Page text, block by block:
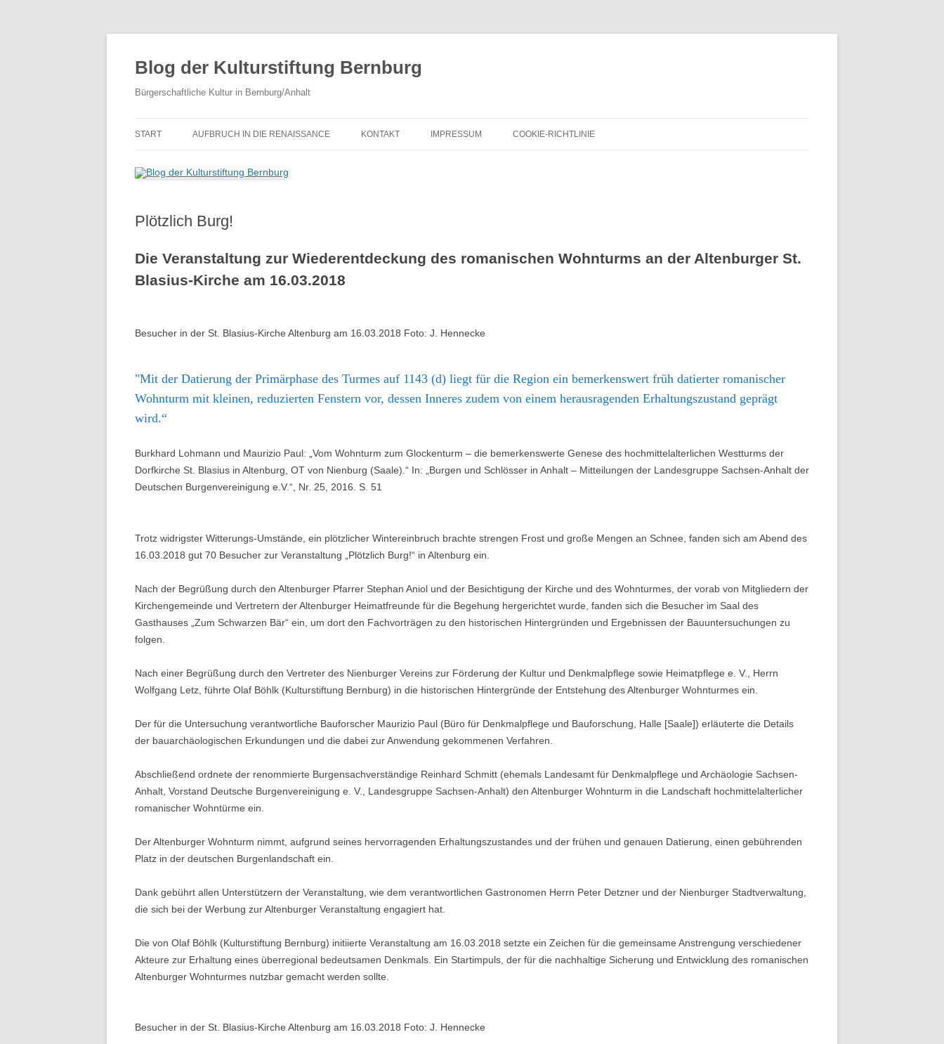
Blog der Kulturstiftung Bernburg
Bürgerschaftliche Kultur in Bernburg/Anhalt
START AUFBRUCH IN DIE RENAISSANCE KONTAKT IMPRESSUM COOKIE-RICHTLINIE
Plötzlich Burg!
Die Veranstaltung zur Wiederentdeckung des romanischen Wohnturms an der Altenburger St.
Blasius-Kirche am 16.03.2018
Besucher in der St. Blasius-Kirche Altenburg am 16.03.2018 Foto: J. Hennecke
"Mit der Datierung der Primärphase des Turmes auf 1143 (d) liegt für die Region ein bemerkenswert früh datierter romanischer
Wohnturm mit kleinen, reduzierten Fenstern vor, dessen Inneres zudem von einem herausragenden Erhaltungszustand geprägt
wird.“
Burkhard Lohmann und Maurizio Paul: „Vom Wohnturm zum Glockenturm – die bemerkenswerte Genese des hochmittelalterlichen Westturms der
Dorfkirche St. Blasius in Altenburg, OT von Nienburg (Saale).“ In: „Burgen und Schlösser in Anhalt – Mitteilungen der Landesgruppe Sachsen-Anhalt der
Deutschen Burgenvereinigung e.V.“, Nr. 25, 2016. S. 51
Trotz widrigster Witterungs-Umstände, ein plötzlicher Wintereinbruch brachte strengen Frost und große Mengen an Schnee, fanden sich am Abend des
16.03.2018 gut 70 Besucher zur Veranstaltung „Plötzlich Burg!“ in Altenburg ein.
Nach der Begrüßung durch den Altenburger Pfarrer Stephan Aniol und der Besichtigung der Kirche und des Wohnturmes, der vorab von Mitgliedern der
Kirchengemeinde und Vertretern der Altenburger Heimatfreunde für die Begehung hergerichtet wurde, fanden sich die Besucher im Saal des
Gasthauses „Zum Schwarzen Bär“ ein, um dort den Fachvorträgen zu den historischen Hintergründen und Ergebnissen der Bauuntersuchungen zu
folgen.
Nach einer Begrüßung durch den Vertreter des Nienburger Vereins zur Förderung der Kultur und Denkmalpflege sowie Heimatpflege e. V., Herrn
Wolfgang Letz, führte Olaf Böhlk (Kulturstiftung Bernburg) in die historischen Hintergründe der Entstehung des Altenburger Wohnturmes ein.
Der für die Untersuchung verantwortliche Bauforscher Maurizio Paul (Büro für Denkmalpflege und Bauforschung, Halle [Saale]) erläuterte die Details
der bauarchäologischen Erkundungen und die dabei zur Anwendung gekommenen Verfahren.
Abschließend ordnete der renommierte Burgensachverständige Reinhard Schmitt (ehemals Landesamt für Denkmalpflege und Archäologie Sachsen-
Anhalt, Vorstand Deutsche Burgenvereinigung e. V., Landesgruppe Sachsen-Anhalt) den Altenburger Wohnturm in die Landschaft hochmittelalterlicher
romanischer Wohntürme ein.
Der Altenburger Wohnturm nimmt, aufgrund seines hervorragenden Erhaltungszustandes und der frühen und genauen Datierung, einen gebührenden
Platz in der deutschen Burgenlandschaft ein.
Dank gebührt allen Unterstützern der Veranstaltung, wie dem verantwortlichen Gastronomen Herrn Peter Detzner und der Nienburger Stadtverwaltung,
die sich bei der Werbung zur Altenburger Veranstaltung engagiert hat.
Die von Olaf Böhlk (Kulturstiftung Bernburg) initiierte Veranstaltung am 16.03.2018 setzte ein Zeichen für die gemeinsame Anstrengung verschiedener
Akteure zur Erhaltung eines überregional bedeutsamen Denkmals. Ein Startimpuls, der für die nachhaltige Sicherung und Entwicklung des romanischen
Altenburger Wohnturmes nutzbar gemacht werden sollte.
Besucher in der St. Blasius-Kirche Altenburg am 16.03.2018 Foto: J. Hennecke